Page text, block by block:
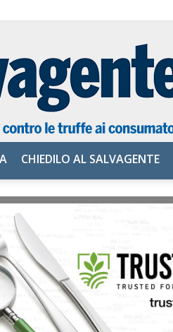
Salvagente
CHIEDILO AL SALVAGENTE